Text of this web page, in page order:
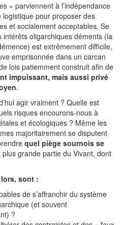
» parviennent à l’indépendance
logistique pour proposer des
et socialement acceptables. Se
intérêts oligarchiques déments (la
est extrêmement difficile,
emprisonnée dans un carcan
lois patiemment construit afin de
impuissant, mais aussi privé
.
agir vraiment ? Quelle est
risques encourons-nous à
et écologiques ? Même les
majoritairement se disputent
quel piège sournois se
grande partie du Vivant, dont
sont :
de s’affranchir du système
(et souvent
?